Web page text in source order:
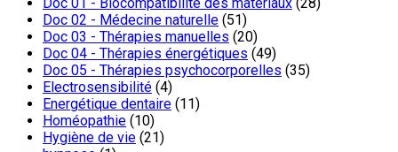
Doc 02 - Médecine naturelle (51)
Doc 03 - Thérapies manuelles (20)
Doc 04 - Thérapies énergétiques (49)
Doc 05 - Thérapies psychocorporelles (35)
Electrosensibilité (4)
Energétique dentaire (11)
Homéopathie (10)
Hygiène de vie (21)